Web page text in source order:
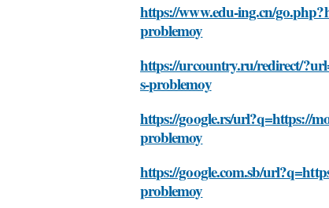
https://www.edu-ing.cn/
problemoy
https://urcountry.ru/redirect/
s-problemoy
https://google.rs/url?q=https://
problemoy
https://google.com.sb/
problemoy